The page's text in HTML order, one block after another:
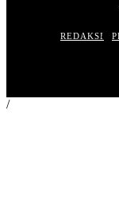
REDAKSI
/